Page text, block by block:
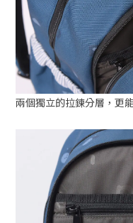
兩個獨立的拉鍊分層，更